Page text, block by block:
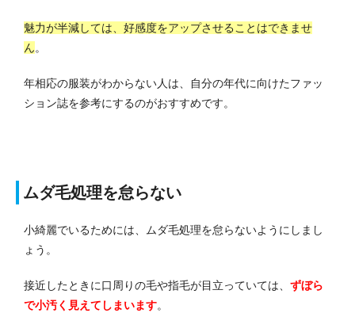
魅力が半減しては、好感度をアップさせることはできませ
ん。
年相応の服装がわからない人は、自分の年代に向けたファッ
ション誌を参考にするのがおすすめです。
ムダ毛処理を怠らない
小綺麗でいるためには、ムダ毛処理を怠らないようにしまし
ょう。
接近したときに口周りの毛や指毛が目立っていては、 ずぼら
で小汚く見えてしまいます。